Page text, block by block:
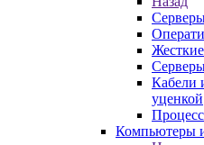
Кабели
уценкой
Компьютеры